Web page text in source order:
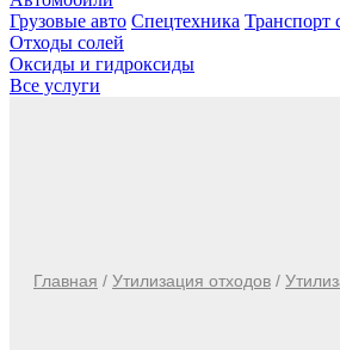
Грузовые авто Спецтехника Транспорт
Отходы солей
Оксиды и гидроксиды
Все услуги
Главная / Утилизация отходов /